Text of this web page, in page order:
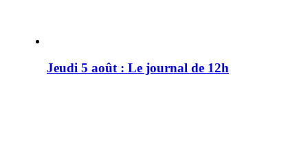
Jeudi 5 août : Le journal de 12h